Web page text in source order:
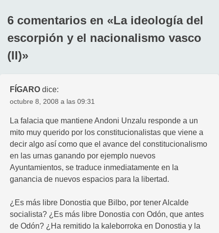
6 comentarios en «La ideología del
escorpión y el nacionalismo vasco
(II)»
FÍGARO dice:
octubre 8, 2008 a las 09:31
La falacia que mantiene Andoni Unzalu responde a un
mito muy querido por los constitucionalistas que viene a
decir algo así como que el avance del constitucionalismo
en las urnas ganando por ejemplo nuevos
Ayuntamientos, se traduce inmediatamente en la
ganancia de nuevos espacios para la libertad.
¿Es más libre Donostia que Bilbo, por tener Alcalde
socialista? ¿Es más libre Donostia con Odón, que antes
de Odón? ¿Ha remitido la kaleborroka en Donostia y la